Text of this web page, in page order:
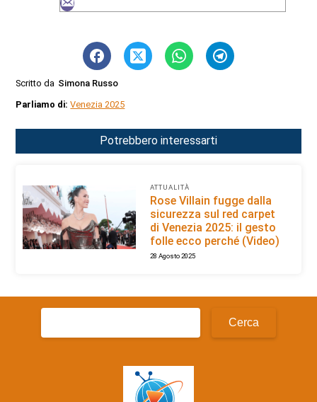
Scritto da Simona Russo
Parliamo di:Venezia 2025
Potrebbero interessarti
ATTUALITÀ
Rose Villain fugge dalla
sicurezza sul red carpet
di Venezia 2025: il gesto
folle ecco perché (Video)
28 Agosto 2025